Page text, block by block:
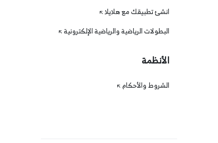
انشئ تطبيقك مع هلايلا
البطولات الرياضية والرياضية الإلكترونية
الأنظمة
الشروط والأحكام